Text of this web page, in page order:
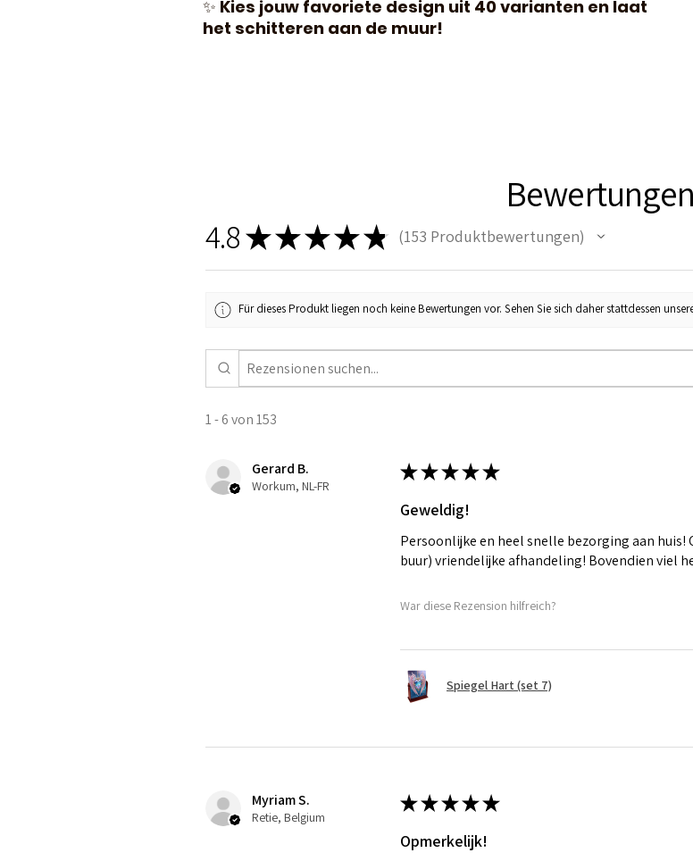
✨ Kies jouw favoriete design uit 40 varianten en laat
het schitteren aan de muur!
Bewertungen
4.8★★★★★ 153 Produktbewertungen
153
Für dieses Produkt liegen noch keine Bewertungen vor. Sehen Sie sich daher stattdessen
1 - 6 von 153
Gerard B.
Workum, NL-FR
★★★★★
Geweldig!
Persoonlijke en heel snelle bezorging aan
buur) vriendelijke afhandeling! Bovendien viel
War diese Rezension hilfreich?
Spiegel Hart (set 7)
Myriam S.
Retie, Belgium
★★★★★
Opmerkelijk!